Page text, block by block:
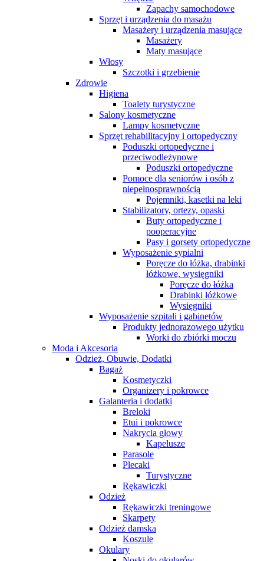
Zapachy samochodowe
Sprzęt i urządzenia do masażu
Masażery i urządzenia masujące
Masażery
Maty masujące
Włosy
Szczotki i grzebienie
Zdrowie
Higiena
Toalety turystyczne
Salony kosmetyczne
Lampy kosmetyczne
Sprzęt rehabilitacyjny i ortopedyczny
Poduszki ortopedyczne i
przeciwodleżynowe
Poduszki ortopedyczne
Pomoce dla seniorów i osób z
niepełnosprawnością
Pojemniki, kasetki na leki
Stabilizatory, ortezy, opaski
Buty ortopedyczne i
pooperacyjne
Pasy i gorsety ortopedyczne
Wyposażenie sypialni
Poręcze do łóżka, drabinki
łóżkowe, wysięgniki
Poręcze do łóżka
Drabinki łóżkowe
Wysięgniki
Wyposażenie szpitali i gabinetów
Produkty jednorazowego użytku
Worki do zbiórki moczu
Moda i Akcesoria
Odzież, Obuwie, Dodatki
Bagaż
Kosmetyczki
Organizery i pokrowce
Galanteria i dodatki
Breloki
Etui i pokrowce
Nakrycia głowy
Kapelusze
Parasole
Plecaki
Turystyczne
Rękawiczki
Odzież
Rękawiczki treningowe
Skarpety
Odzież damska
Koszule
Okulary